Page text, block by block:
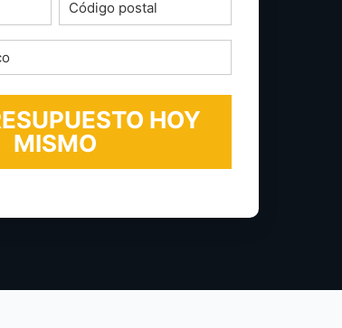
postal